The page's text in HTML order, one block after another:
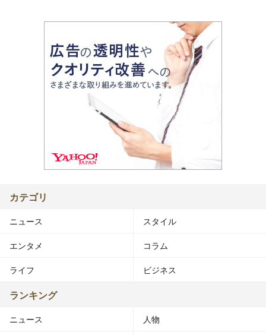
カテゴリ
ニュース スタイル
エンタメ コラム
ライフ ビジネス
ランキング
ニュース 人物